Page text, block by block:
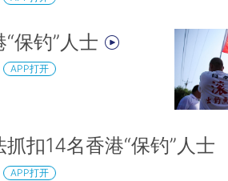
保钓”人士
APP打开
扣14名香港“保钓”人士
APP打开